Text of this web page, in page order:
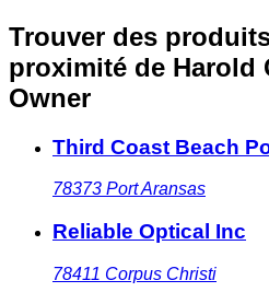
Trouver des
proximité de Harold
Owner
Third Coast Beach
78373 Port Aransas
Reliable Optical Inc
78411 Corpus Christi